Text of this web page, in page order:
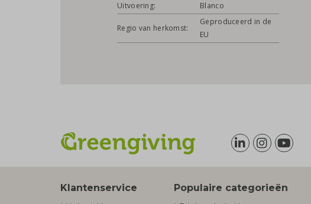
Uitvoering:
Blanco
Regio van herkomst:
Geproduceerd in de
EU
Klantenservice Populaire categorieën